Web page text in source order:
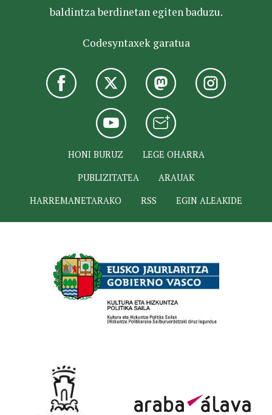
baldintza berdinetan egiten baduzu.
Codesyntaxek garatua
HONI BURUZ
LEGE OHARRA
PUBLIZITATEA
ARAUAK
HARREMANETARAKO
RSS EGIN ALEAKIDE